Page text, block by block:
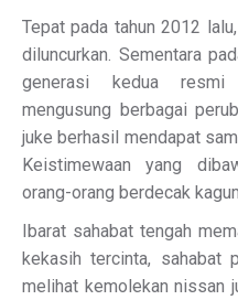
Tepat pada tahun 2012
diluncurkan. Sementara
generasi kedua resmi
mengusung berbagai
juke berhasil mendapat
Keistimewaan yang
orang-orang berdecak
Ibarat sahabat tengah
kekasih tercinta, sahabat
melihat kemolekan nissan